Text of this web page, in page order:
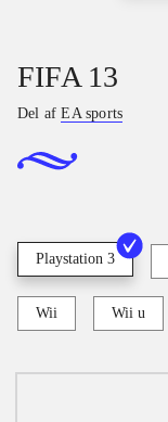
FIFA 13
Del afEA sports
Playstation 3
Wii Wii u